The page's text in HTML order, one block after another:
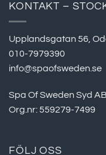
KONTAKT –
Upplandsgatan 56,
010-7979390
info@spaofsweden.se
Spa Of Sweden Syd AB
Org.nr: 559279-7499
FÖLJ OSS